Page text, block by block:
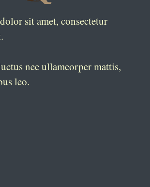
sit amet, consectetur
nec ullamcorper mattis,
leo.